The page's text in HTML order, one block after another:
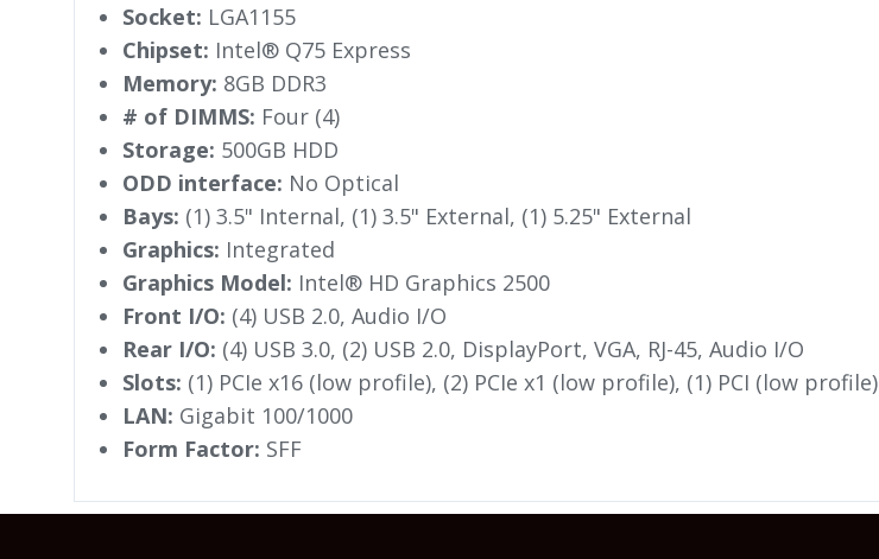
Socket: LGA1155
Chipset: Intel® Q75 Express
Memory: 8GB DDR3
# of DIMMS: Four (4)
Storage: 500GB HDD
ODD interface: No Optical
Bays: (1) 3.5" Internal, (1) 3.5" External, (1) 5.25" External
Graphics: Integrated
Graphics Model: Intel® HD Graphics 2500
Front I/O: (4) USB 2.0, Audio I/O
Rear I/O: (4) USB 3.0, (2) USB 2.0, DisplayPort, VGA, RJ-45, Audio I/O
Slots: (1) PCIe x16 (low profile), (2) PCIe x1 (low profile), (1) PCI (low profile)
LAN: Gigabit 100/1000
Form Factor: SFF